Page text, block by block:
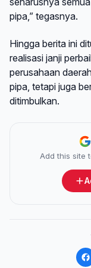
pipa,” tegasnya.
Hingga berita ini
realisasi janji
perusahaan
pipa, tetapi juga
ditimbulkan.
Add this site